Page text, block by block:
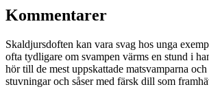
Kommentarer
Skaldjursdoften kan vara svag hos unga
ofta tydligare om svampen värms en stund i
hör till de mest uppskattade matsvamparna
stuvningar och såser med färsk dill som